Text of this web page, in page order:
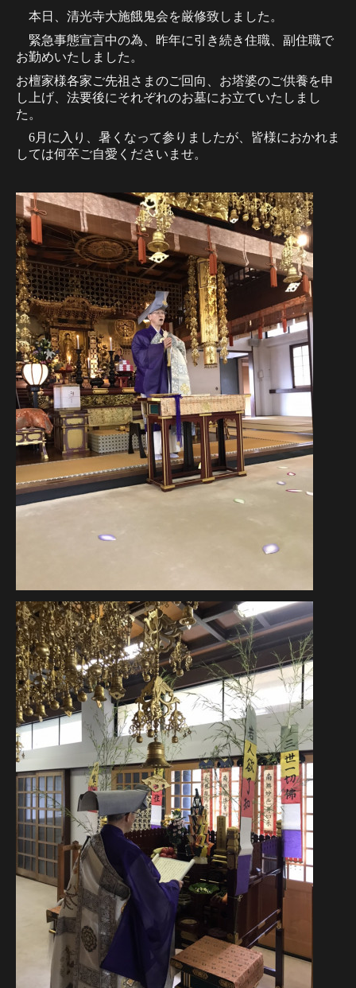
本日、清光寺大施餓鬼会を厳修致しました。
緊急事態宣言中の為、昨年に引き続き住職、副住職で
お勤めいたしました。
お檀家様各家ご先祖さまのご回向、お塔婆のご供養を申
し上げ、法要後にそれぞれのお墓にお立ていたしまし
た。
6月に入り、暑くなって参りましたが、皆様におかれま
しては何卒ご自愛くださいませ。